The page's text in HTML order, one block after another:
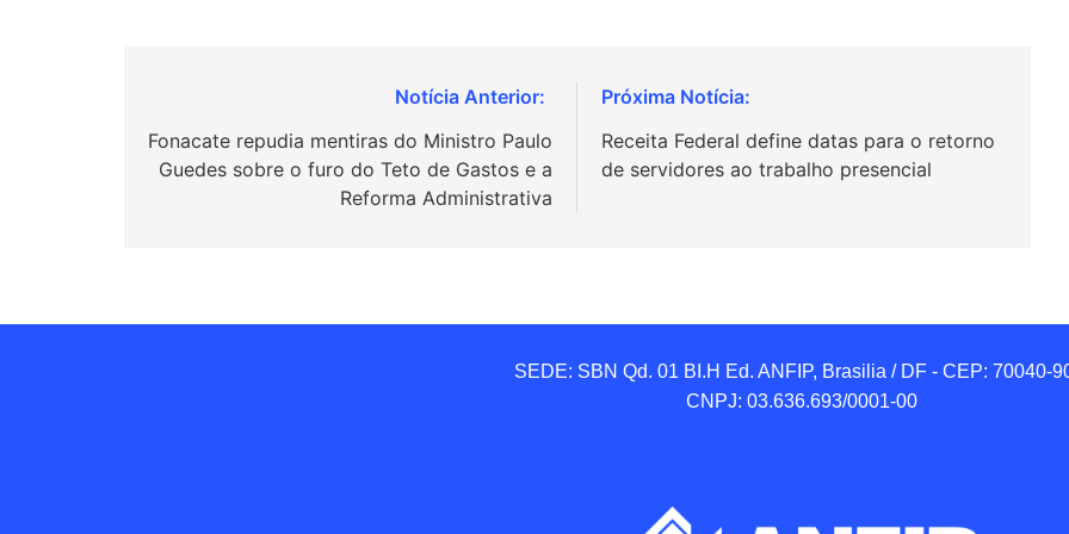
de
Post
Fonacate repudia mentiras do Ministro Paulo
Guedes sobre o furo do Teto de Gastos e a
Reforma Administrativa
Receita Federal define datas para o retorno
de servidores ao trabalho presencial
SEDE: SBN Qd. 01 BI.H Ed. ANFIP, Brasilia / DF - CEP: 70040-
CNPJ: 03.636.693/0001-00